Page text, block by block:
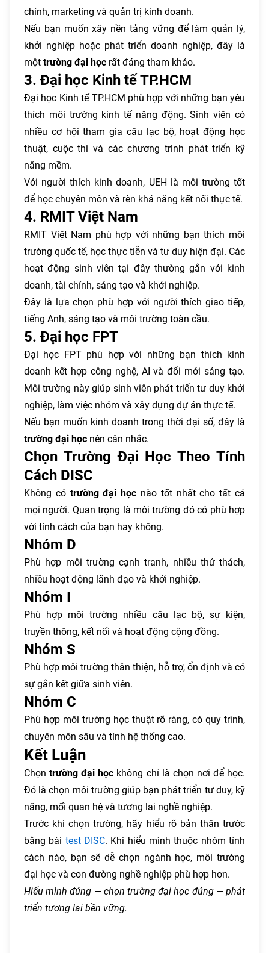
chính, marketing và quản trị kinh doanh.
Nếu bạn muốn xây nền tảng vững để làm quản lý,
khởi nghiệp hoặc phát triển doanh nghiệp, đây là
một trường đại học rất đáng tham khảo.
3. Đại học Kinh tế TP.HCM
Đại học Kinh tế TP.HCM phù hợp với những bạn yêu
thích môi trường kinh tế năng động. Sinh viên có
nhiều cơ hội tham gia câu lạc bộ, hoạt động học
thuật, cuộc thi và các chương trình phát triển kỹ
năng mềm.
Với người thích kinh doanh, UEH là môi trường tốt
để học chuyên môn và rèn khả năng kết nối thực tế.
4. RMIT Việt Nam
RMIT Việt Nam phù hợp với những bạn thích môi
trường quốc tế, học thực tiễn và tư duy hiện đại. Các
hoạt động sinh viên tại đây thường gắn với kinh
doanh, tài chính, sáng tạo và khởi nghiệp.
Đây là lựa chọn phù hợp với người thích giao tiếp,
tiếng Anh, sáng tạo và môi trường toàn cầu.
5. Đại học FPT
Đại học FPT phù hợp với những bạn thích kinh
doanh kết hợp công nghệ, AI và đổi mới sáng tạo.
Môi trường này giúp sinh viên phát triển tư duy khởi
nghiệp, làm việc nhóm và xây dựng dự án thực tế.
Nếu bạn muốn kinh doanh trong thời đại số, đây là
trường đại học nên cân nhắc.
Chọn Trường Đại Học Theo Tính
Cách DISC
Không có trường đại học nào tốt nhất cho tất cả
mọi người. Quan trọng là môi trường đó có phù hợp
với tính cách của bạn hay không.
Nhóm D
Phù hợp môi trường cạnh tranh, nhiều thử thách,
nhiều hoạt động lãnh đạo và khởi nghiệp.
Nhóm I
Phù hợp môi trường nhiều câu lạc bộ, sự kiện,
truyền thông, kết nối và hoạt động cộng đồng.
Nhóm S
Phù hợp môi trường thân thiện, hỗ trợ, ổn định và có
sự gắn kết giữa sinh viên.
Nhóm C
Phù hợp môi trường học thuật rõ ràng, có quy trình,
chuyên môn sâu và tính hệ thống cao.
Kết Luận
Chọntrường đại học không chỉ là chọn nơi để học.
Đó là chọn môi trường giúp bạn phát triển tư duy, kỹ
năng, mối quan hệ và tương lai nghề nghiệp.
Trước khi chọn trường, hãy hiểu rõ bản thân trước
bằng bài test DISC. Khi hiểu mình thuộc nhóm tính
cách nào, bạn sẽ dễ chọn ngành học, môi trường
đại học và con đường nghề nghiệp phù hợp hơn.
Hiểu mình đúng — chọn trường đại học đúng — phát
triển tương lai bền vững.